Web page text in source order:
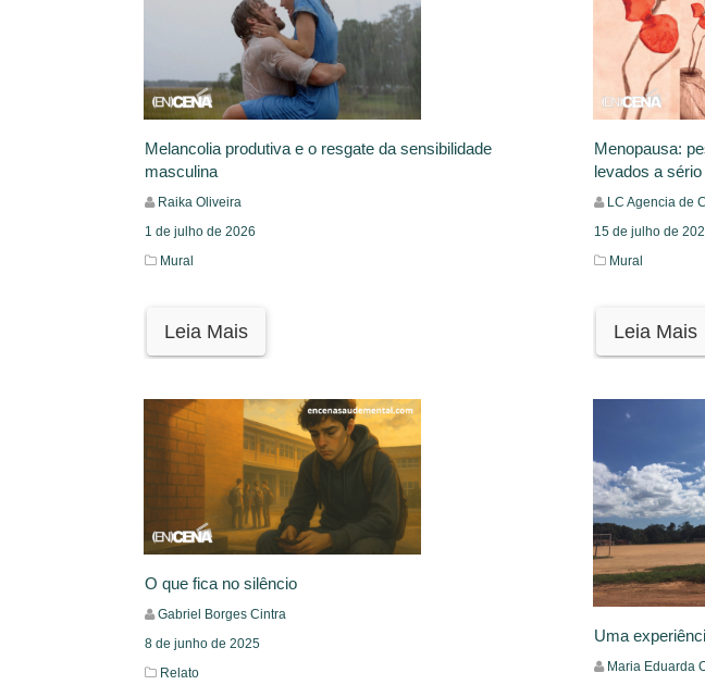
Melancolia produtiva e o resgate da sensibilidade
masculina
Raika Oliveira
1 de julho de 2026
Mural
Leia Mais
Menopausa:
levados a sério
LC Agencia de
15 de julho de
Mural
Leia Mais
O que fica no silêncio
Gabriel Borges Cintra
8 de junho de 2025
Relato
Uma
Maria Eduarda